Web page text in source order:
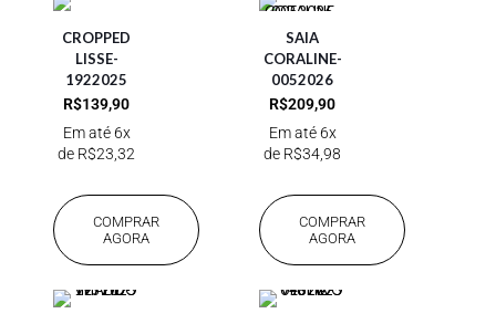
CROPPED
LISSE-
1922025
R$139,90
Em até 6x
de R$23,32
COMPRAR
AGORA
SAIA
CORALINE-
0052026
R$209,90
Em até 6x
de R$34,98
COMPRAR
AGORA